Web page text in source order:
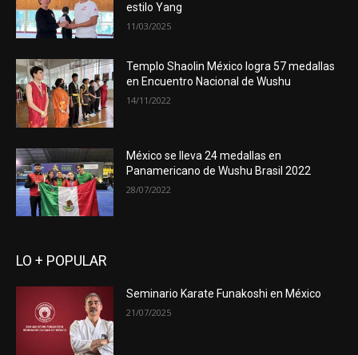
estilo Yang
11/03/2025
Templo Shaolin México logra 57 medallas
en Encuentro Nacional de Wushu
14/11/2022
México se lleva 24 medallas en
Panamericano de Wushu Brasil 2022
28/07/2022
LO + POPULAR
Seminario Karate Funakoshi en México
21/07/2025